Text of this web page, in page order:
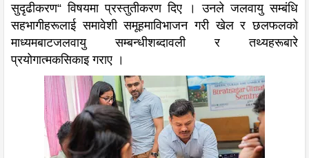
सुदृढीकरण“ विषयमा प्रस्तुतीकरण दिए । उनले जलवायु सम्बंधि
सहभागीहरूलाई समावेशी समूहमाविभाजन गरी खेल र छलफलको
माध्यमबाटजलवायु सम्बन्धीशब्दावली र तथ्यहरूबारे
प्रयोगात्मकसिकाइ गराए ।